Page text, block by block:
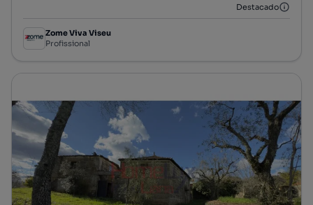
Destacado
Zome Viva Viseu
Profissional